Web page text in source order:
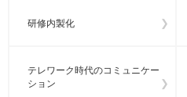
研修内製化
テレワーク時代のコミュニケー
ション